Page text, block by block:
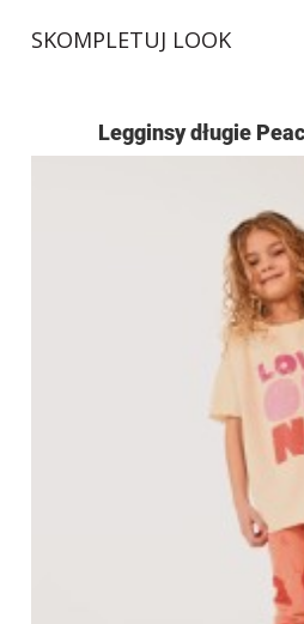
SKOMPLETUJ LOOK
Legginsy długie